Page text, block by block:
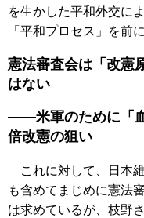
を生かした平和外交に
「平和プロセス」を前
憲法審査会は「改憲
はない
――米軍のために「
倍改憲の狙い
これに対して、日本
も含めてまじめに憲法
は求めているが、枝野